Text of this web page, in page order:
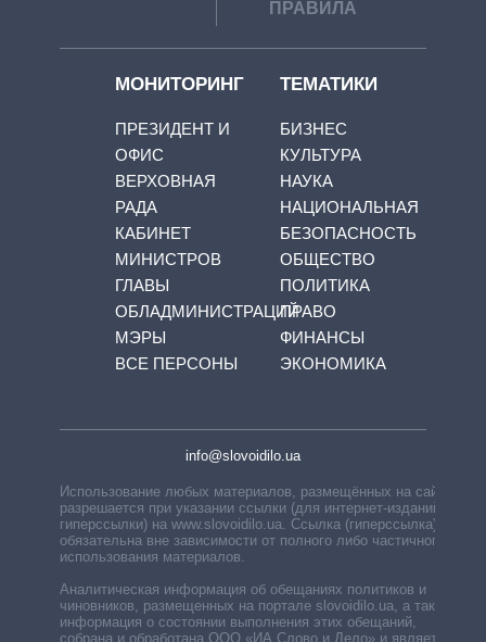
ПРАВИЛА
МОНИТОРИНГ
ПРЕЗИДЕНТ И
ОФИС
ВЕРХОВНАЯ
РАДА
КАБИНЕТ
МИНИСТРОВ
ГЛАВЫ
ОБЛАДМИНИСТРАЦИЙ
МЭРЫ
ВСЕ ПЕРСОНЫ
ТЕМАТИКИ
БИЗНЕС
КУЛЬТУРА
НАУКА
НАЦИОНАЛЬНАЯ
БЕЗОПАСНОСТЬ
ОБЩЕСТВО
ПОЛИТИКА
ПРАВО
ФИНАНСЫ
ЭКОНОМИКА
info@slovoidilo.ua
Использование любых материалов, размещённых на сайте,
разрешается при указании ссылки (для интернет-изданий —
гиперссылки) на www.slovoidilo.ua. Ссылка (гиперссылка)
обязательна вне зависимости от полного либо частичного
использования материалов.
Аналитическая информация об обещаниях политиков и
чиновников, размещенных на портале slovoidilo.ua, а также
информация о состоянии выполнения этих обещаний,
собрана и обработана ООО «ИА Слово и Дело» и является